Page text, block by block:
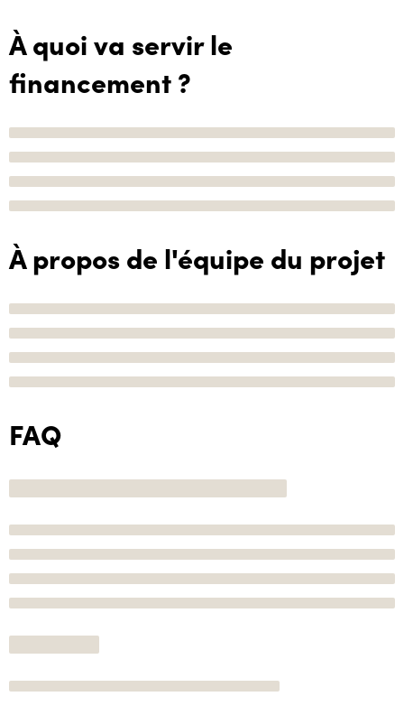
À quoi va servir le
financement ?
À propos de l'équipe du projet
FAQ